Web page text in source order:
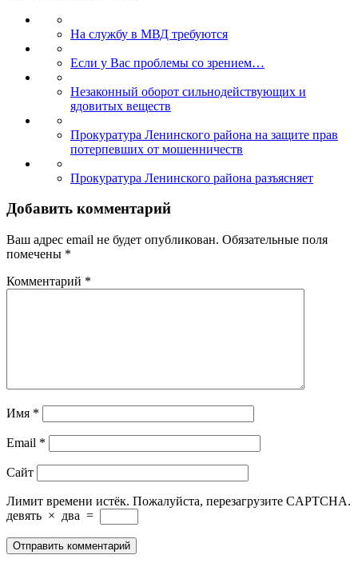
На службу в МВД требуются
Если у Вас проблемы со зрением…
Незаконный оборот сильнодействующих и
ядовитых веществ
Прокуратура Ленинского района на защите прав
потерпевших от мошенничеств
Прокуратура Ленинского района разъясняет
Добавить комментарий
Ваш адрес email не будет опубликован. Обязательные поля
помечены *
Комментарий *
Имя *
Email *
Сайт
Лимит времени истёк. Пожалуйста, перезагрузите CAPTCHA.
девять × два =